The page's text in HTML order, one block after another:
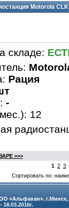
Motorola
складе:
Рация
-
12
>>>
1 2 3
Сортировать по:
«Альфакан».
18.03.2016г.